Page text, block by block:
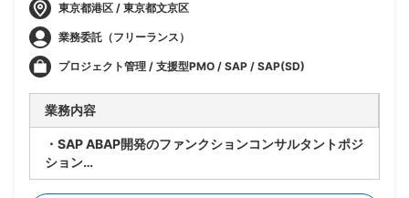
東京都港区 / 東京都文京区
業務委託（フリーランス）
プロジェクト管理 / 支援型PMO / SAP / SAP(SD)
業務内容
・SAP ABAP開発のファンクションコンサルタントポジ
ション
・大手アパレル企業向けAMO保守移管およびバックオ